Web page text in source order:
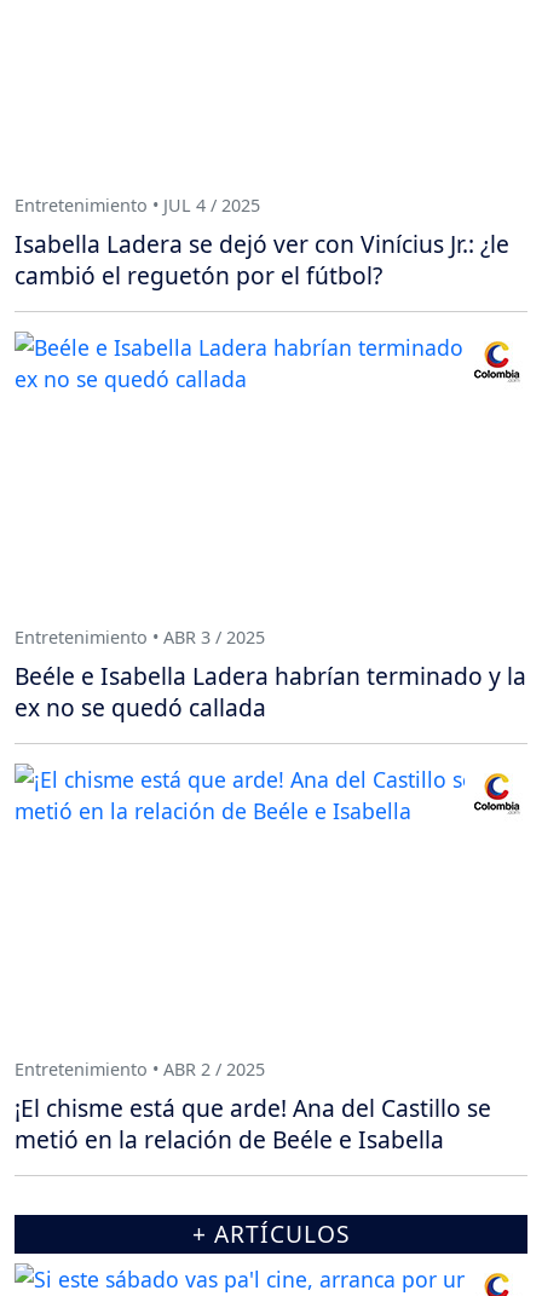
Entretenimiento • JUL 4 / 2025
Isabella Ladera se dejó ver con Vinícius Jr.: ¿le
cambió el reguetón por el fútbol?
Entretenimiento • ABR 3 / 2025
Beéle e Isabella Ladera habrían terminado y la
ex no se quedó callada
Entretenimiento • ABR 2 / 2025
¡El chisme está que arde! Ana del Castillo se
metió en la relación de Beéle e Isabella
+ ARTÍCULOS